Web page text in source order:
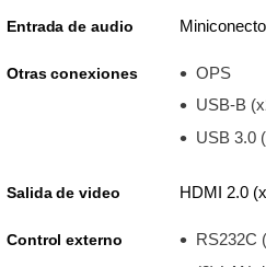
Entrada de audio
Otras conexiones
OPS
USB-B
USB 3.0
Salida de video HDMI 2.0
Control externo
RS232C